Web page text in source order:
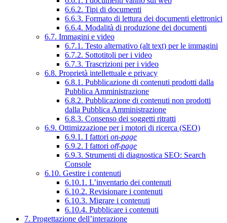
6.6.2. Tipi di documenti
6.6.3. Formato di lettura dei documenti elettronici
6.6.4. Modalità di produzione dei documenti
6.7. Immagini e video
6.7.1. Testo alternativo (alt text) per le immagini
6.7.2. Sottotitoli per i video
6.7.3. Trascrizioni per i video
6.8. Proprietà intellettuale e privacy
6.8.1. Pubblicazione di contenuti prodotti dalla
Pubblica Amministrazione
6.8.2. Pubblicazione di contenuti non prodotti
dalla Pubblica Amministrazione
6.8.3. Consenso dei soggetti ritratti
6.9. Ottimizzazione per i motori di ricerca (SEO)
6.9.1. I fattori on-page
6.9.2. I fattori off-page
6.9.3. Strumenti di diagnostica SEO: Search
Console
6.10. Gestire i contenuti
6.10.1. L’inventario dei contenuti
6.10.2. Revisionare i contenuti
6.10.3. Migrare i contenuti
6.10.4. Pubblicare i contenuti
7. Progettazione dell’interazione